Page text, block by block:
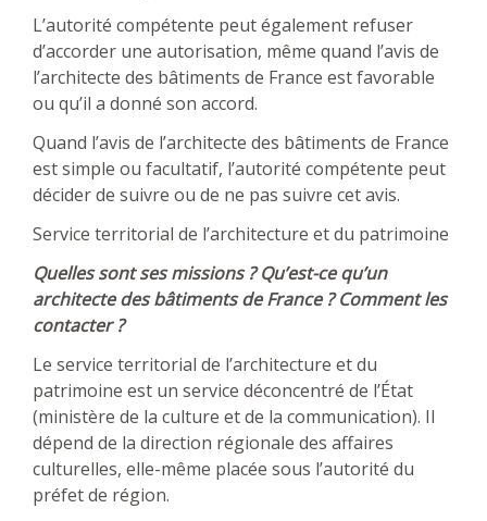
L’autorité compétente peut également refuser
d’accorder une autorisation, même quand l’avis de
l’architecte des bâtiments de France est favorable
ou qu’il a donné son accord.
Quand l’avis de l’architecte des bâtiments de France
est simple ou facultatif, l’autorité compétente peut
décider de suivre ou de ne pas suivre cet avis.
Service territorial de l’architecture et du patrimoine
Quelles sont ses missions ? Qu’est-ce qu’un
architecte des bâtiments de France ? Comment les
contacter ?
Le service territorial de l’architecture et du
patrimoine est un service déconcentré de l’État
(ministère de la culture et de la communication). Il
dépend de la direction régionale des affaires
culturelles, elle-même placée sous l’autorité du
préfet de région.